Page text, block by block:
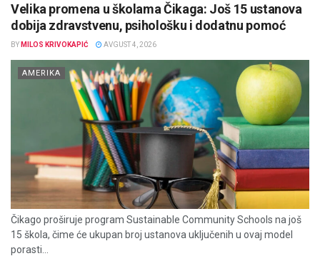
Velika promena u školama Čikaga: Još 15 ustanova
dobija zdravstvenu, psihološku i dodatnu pomoć
BY MILOS KRIVOKAPIĆ AVGUST 4, 2026
AMERIKA
Čikago proširuje program Sustainable Community Schools na još
15 škola, čime će ukupan broj ustanova uključenih u ovaj model
porasti...